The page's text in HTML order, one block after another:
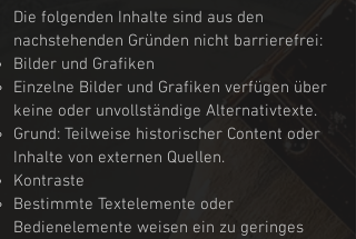
Die folgenden Inhalte sind aus den
nachstehenden Gründen nicht barrierefrei:
Bilder und Grafiken
Einzelne Bilder und Grafiken verfügen über
keine oder unvollständige Alternativtexte.
Grund: Teilweise historischer Content oder
Inhalte von externen Quellen.
Kontraste
Bestimmte Textelemente oder
Bedienelemente weisen ein zu geringes